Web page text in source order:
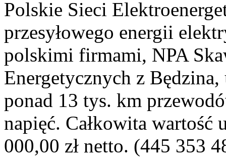
Polskie Sieci
przesyłowego energii
polskimi firmami, NPA
Energetycznych z
ponad 13 tys. km
napięć. Całkowita
000,00 zł netto. (445 353